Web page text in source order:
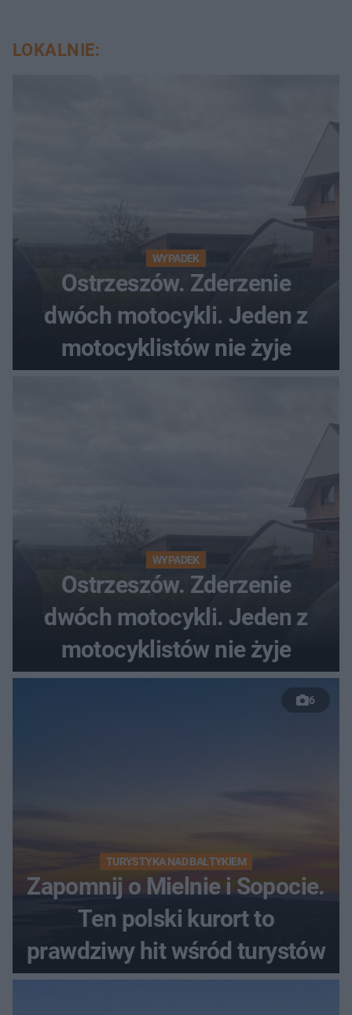
LOKALNIE:
WYPADEK
Ostrzeszów. Zderzenie
dwóch motocykli. Jeden z
motocyklistów nie żyje
WYPADEK
Ostrzeszów. Zderzenie
dwóch motocykli. Jeden z
motocyklistów nie żyje
6
TURYSTYKA NAD BAŁTYKIEM
Zapomnij o Mielnie i Sopocie.
Ten polski kurort to
prawdziwy hit wśród turystów